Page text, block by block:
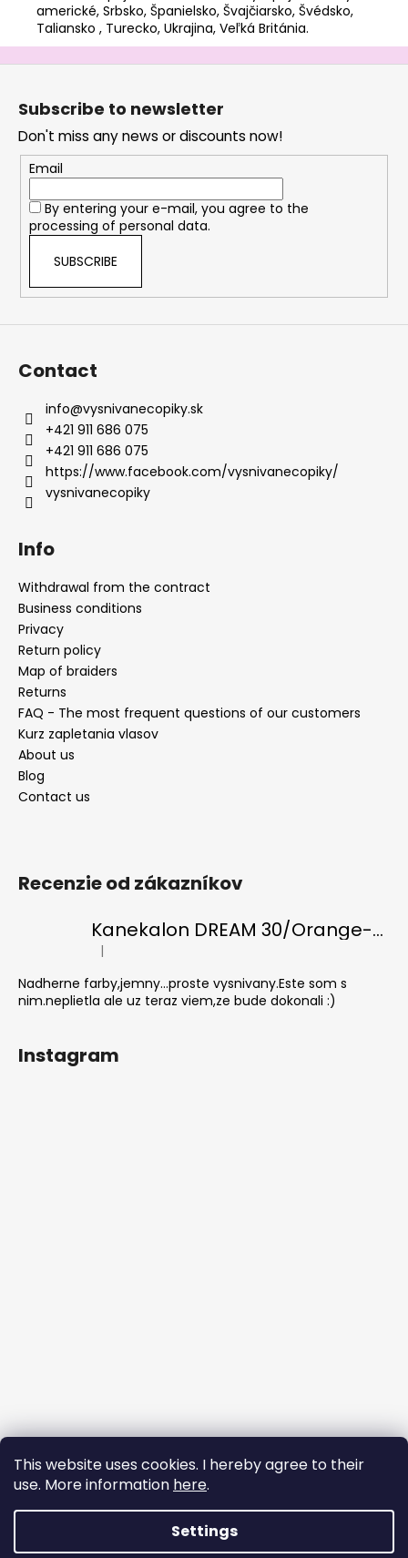
This website uses cookies. I hereby agree to their
use. More information here.
Settings
americké, Srbsko, Španielsko, Švajčiarsko, Švédsko,
Taliansko , Turecko, Ukrajina, Veľká Británia.
F
Subscribe to newsletter
Don't miss any news or discounts now!
Email
By entering your e-mail, you agree to the
processing of personal data.
SUBSCRIBE
Contact
info@vysnivanecopiky.sk
+421 911 686 075
+421 911 686 075
https://www.facebook.com/vysnivanecopiky/
vysnivanecopiky
Info
Withdrawal from the contract
Business conditions
Privacy
Return policy
Map of braiders
Returns
FAQ - The most frequent questions of our customers
Kurz zapletania vlasov
About us
Blog
Contact us
Recenzie od zákazníkov
Kanekalon DREAM 30/Orange-s/White
The product rating is 5 out of 5 stars.
|
Nadherne farby,jemny...proste vysnivany.Este som s
nim.neplietla ale uz teraz viem,ze bude dokonali :)
Instagram